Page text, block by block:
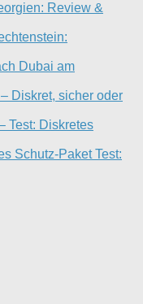
Review &
Dubai am
Diskret, sicher oder
Test: Diskretes
Schutz-Paket Test: